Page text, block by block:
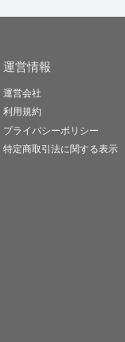
運営情報
運営会社
利用規約
プライバシーポリシー
特定商取引法に関する表示